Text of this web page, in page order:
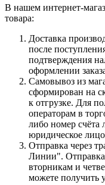
В нашем интернет-
товара:
Доставка
после
подтверждения
оформлении
Самовывоз из
сформирован на
к отгрузке. Для
операторам в
либо номер
юридическое
Отправка через
Линии". Отправка
вторникам и
можете получить